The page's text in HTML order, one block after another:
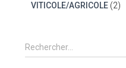
VITICOLE/AGRICOLE(2)
R
e
Rechercher…